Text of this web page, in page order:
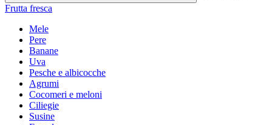
Frutta fresca
Mele
Pere
Banane
Uva
Pesche e albicocche
Agrumi
Cocomeri e meloni
Ciliegie
Susine